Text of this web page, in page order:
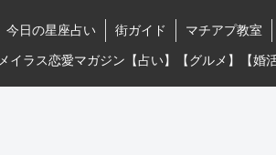
今日の星座占い 街ガイド マチアプ教室
イラス恋愛マガジン【占い】【グルメ】【婚